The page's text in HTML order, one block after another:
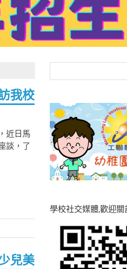
我校
近日馬
談，了
兒美
尋
學校社交媒體,歡迎關